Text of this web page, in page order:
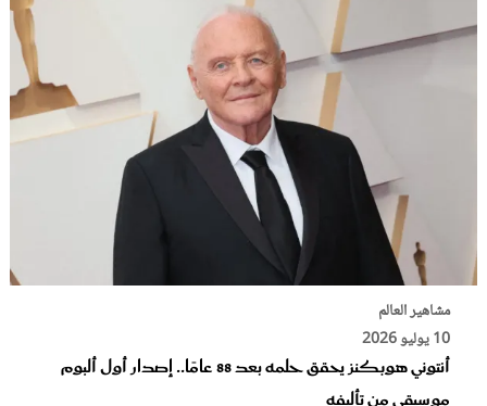
مشاهير العالم
10 يوليو 2026
أنتوني هوبكنز يحقق حلمه بعد 88 عامًا.. إصدار أول ألبوم
موسيقي من تأليفه